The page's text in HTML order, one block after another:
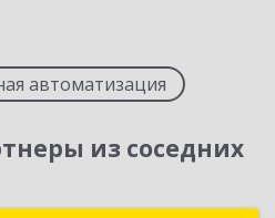
автоматизация
из соседних